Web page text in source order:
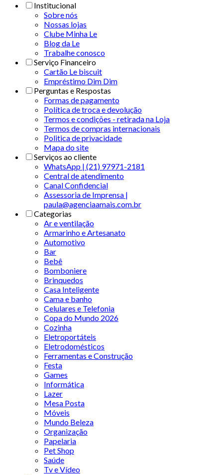
Institucional
Sobre nós
Nossas lojas
Clube Minha Le
Blog da Le
Trabalhe conosco
Serviço Financeiro
Cartão Le biscuit
Empréstimo Dim Dim
Perguntas e Respostas
Formas de pagamento
Política de troca e devolução
Termos e condições - retirada na Loja
Termos de compras internacionais
Politica de privacidade
Mapa do site
Serviços ao cliente
WhatsApp | (21) 97971-2181
Central de atendimento
Canal Confidencial
Assessoria de Imprensa |
paula@agenciaamais.com.br
Categorias
Ar e ventilação
Armarinho e Artesanato
Automotivo
Bar
Bebê
Bomboniere
Brinquedos
Casa Inteligente
Cama e banho
Celulares e Telefonia
Copa do Mundo 2026
Cozinha
Eletroportáteis
Eletrodomésticos
Ferramentas e Construção
Festa
Games
Informática
Lazer
Mesa Posta
Móveis
Mundo Beleza
Organização
Papelaria
Pet Shop
Saúde
Tv e Vídeo